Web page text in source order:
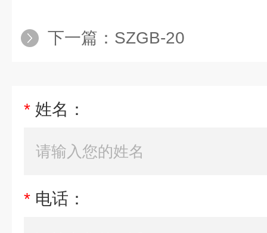
下一篇： SZGB-20
* 姓名：
* 电话：